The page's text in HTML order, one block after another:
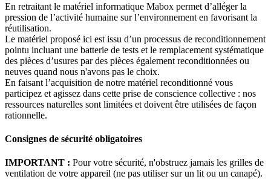
En retraitant le matériel informatique Mabox permet d’alléger la
pression de l’activité humaine sur l’environnement en favorisant la
réutilisation.
Le matériel proposé ici est issu d’un processus de reconditionnement
pointu incluant une batterie de tests et le remplacement systématique
des pièces d’usures par des pièces également reconditionnées ou
neuves quand nous n'avons pas le choix.
En faisant l’acquisition de notre matériel reconditionné vous
participez et agissez dans cette prise de conscience collective : nos
ressources naturelles sont limitées et doivent être utilisées de façon
rationnelle.
Consignes de sécurité obligatoires
IMPORTANT : Pour votre sécurité, n'obstruez jamais les grilles de
ventilation de votre appareil (ne pas utiliser sur un lit ou un canapé).